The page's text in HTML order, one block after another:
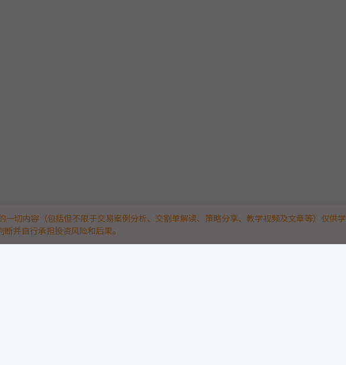
一切内容（包括但不限于交易案例分析、交割单解读、策略分享、教学视频及文章等）仅供学
并自行承担投资风险和后果。